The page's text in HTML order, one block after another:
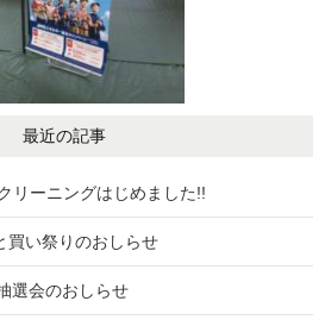
最近の記事
リーニングはじめました!!
買い祭りのおしらせ
選会のおしらせ